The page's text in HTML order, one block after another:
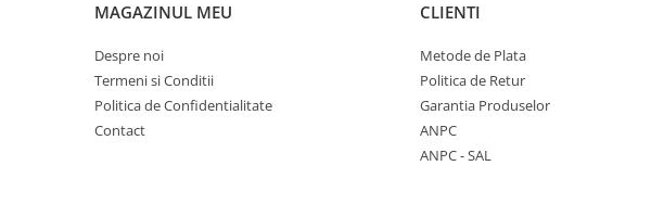
MAGAZINUL MEU
Despre noi
Termeni si Conditii
Politica de Confidentialitate
Contact
CLIENTI
Metode de Plata
Politica de Retur
Garantia Produselor
ANPC
ANPC - SAL